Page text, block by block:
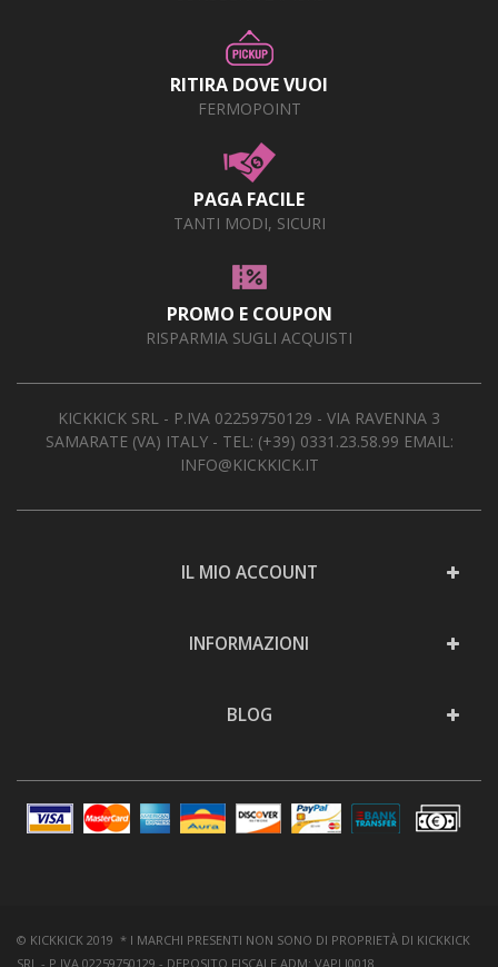
RITIRA DOVE VUOI
FERMOPOINT
PAGA FACILE
TANTI MODI, SICURI
PROMO E COUPON
RISPARMIA SUGLI ACQUISTI
KICKKICK SRL - P.IVA 02259750129 - VIA RAVENNA 3
SAMARATE (VA) ITALY - TEL: (+39) 0331.23.58.99 EMAIL:
INFO@KICKKICK.IT
IL MIO ACCOUNT
INFORMAZIONI
BLOG
© KICKKICK 2019 * I MARCHI PRESENTI NON SONO DI PROPRIETÀ DI KICKKICK
SRL - P.IVA 02259750129 - DEPOSITO FISCALE ADM: VAPLI0018